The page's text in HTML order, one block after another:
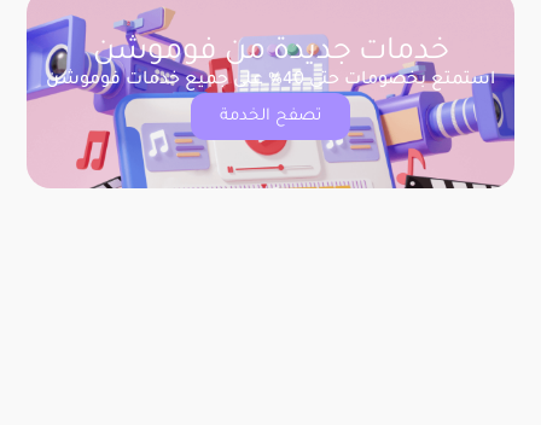
خدمات جديدة من فوموشن
استمتع بخصومات حتى 40% على جميع خدمات فوموشن
تصفح الخدمة